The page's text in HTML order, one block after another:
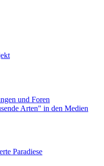
und Foren
Arten" in den Medien
Paradiese